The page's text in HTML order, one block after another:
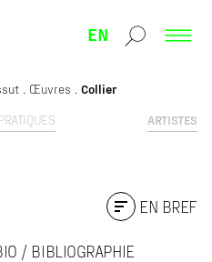
EN
ARTISTES
Œuvres Collier
/ BIBLIOGRAPHIE
EN BREF